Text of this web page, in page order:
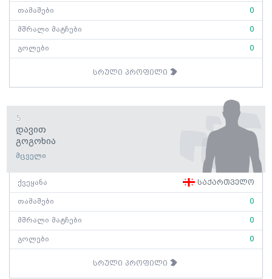
თამაშები 0
მშრალი მატჩები 0
გოლები 0
სრული პროფილი
5
Დავით
Გოგოხია
მცველი
ქვეყანა საქართველო
თამაშები 0
მშრალი მატჩები 0
გოლები 0
სრული პროფილი